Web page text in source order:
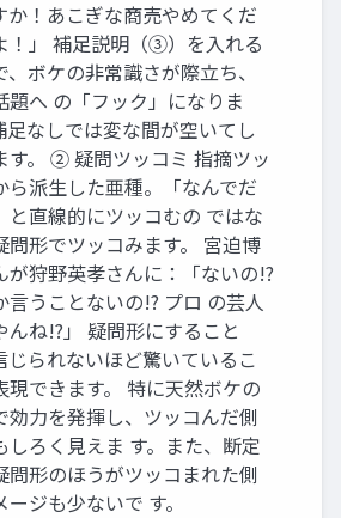
か！あこぎな商売やめてくだ
！」 補足説明（③）を入れる
、ボケの非常識さが際立ち、
題へ の「フック」になりま
足なしでは変な間が空いてし
す。 ② 疑問ツッコミ 指摘ツッ
ら派生した亜種。「なんでだ
と直線的にツッコむの ではな
問形でツッコみます。 宮迫博
が狩野英孝さんに：「ないの!?
言うことないの!? プロ の芸人
んね!?」 疑問形にすること
じられないほど驚いているこ
現できます。 特に天然ボケの
効力を発揮し、ツッコんだ側
しろく見えま す。また、断定
問形のほうがツッコまれた側
ージも少ないで す。